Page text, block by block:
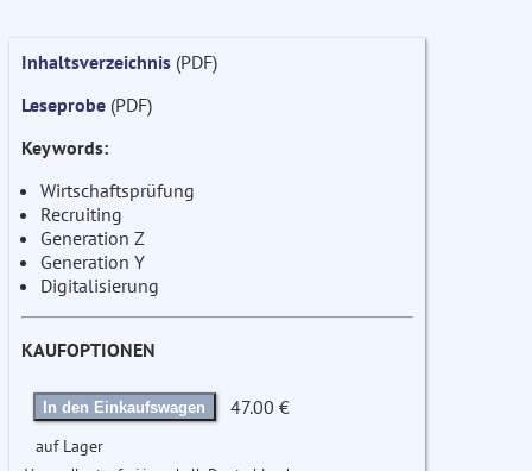
Inhaltsverzeichnis (PDF)
Leseprobe (PDF)
Keywords:
Wirtschaftsprüfung
Recruiting
Generation Z
Generation Y
Digitalisierung
KAUFOPTIONEN
In den Einkaufswagen 47.00 €
auf Lager